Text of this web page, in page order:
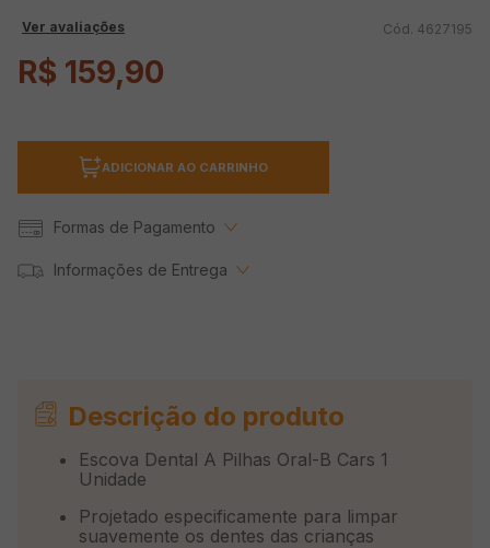
Ver avaliações 4627195
R$ 159,90
ADICIONAR AO CARRINHO
Formas de Pagamento
Informações de Entrega
Descrição do produto
Escova Dental A Pilhas Oral-B Cars 1
Unidade
Projetado especificamente para limpar
suavemente os dentes das crianças